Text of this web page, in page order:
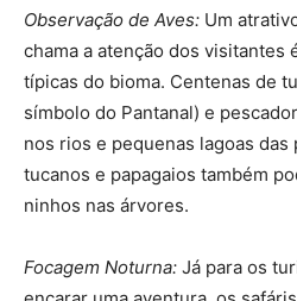
Observação de Aves: Um
chama a atenção dos visitantes
típicas do bioma. Centenas de
símbolo do Pantanal) e
nos rios e pequenas lagoas das
tucanos e papagaios também
ninhos nas árvores.
Focagem Noturna: Já para os